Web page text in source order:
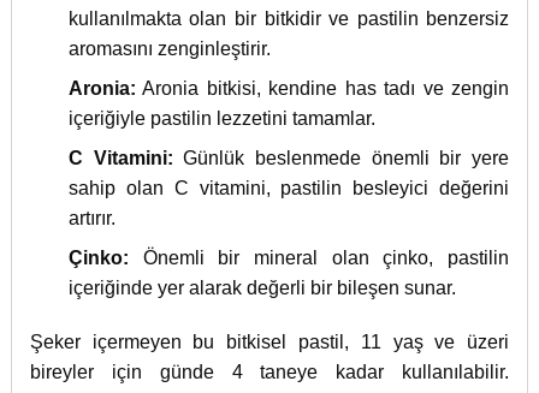
kullanılmakta olan bir bitkidir ve pastilin benzersiz
aromasını zenginleştirir.
Aronia: Aronia bitkisi, kendine has tadı ve zengin
içeriğiyle pastilin lezzetini tamamlar.
C Vitamini: Günlük beslenmede önemli bir yere
sahip olan C vitamini, pastilin besleyici değerini
artırır.
Çinko: Önemli bir mineral olan çinko, pastilin
içeriğinde yer alarak değerli bir bileşen sunar.
Şeker içermeyen bu bitkisel pastil, 11 yaş ve üzeri
bireyler için günde 4 taneye kadar kullanılabilir.